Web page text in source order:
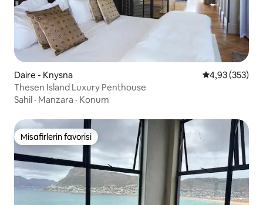
Daire - Knysna 5 üzerinden
4,93 (353)
Thesen Island Luxury Penthouse
Sahil · Manzara · Konum
Misafirlerin favorisi
Misafirlerin favorisi